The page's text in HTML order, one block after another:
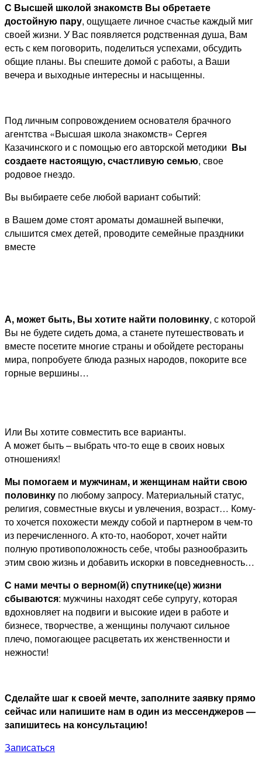
С Высшей школой знакомств Вы обретаете
достойную пару, ощущаете личное счастье каждый миг
своей жизни. У Вас появляется родственная душа, Вам
есть с кем поговорить, поделиться успехами, обсудить
общие планы. Вы спешите домой с работы, а Ваши
вечера и выходные интересны и насыщенны.
Под личным сопровождением основателя брачного
агентства «Высшая школа знакомств» Сергея
Казачинского и с помощью его авторской методики Вы
создаете настоящую, счастливую семью, свое
родовое гнездо.
Вы выбираете себе любой вариант событий:
в Вашем доме стоят ароматы домашней выпечки,
слышится смех детей, проводите семейные праздники
вместе
А, может быть, Вы хотите найти половинку, с которой
Вы не будете сидеть дома, а станете путешествовать и
вместе посетите многие страны и обойдете рестораны
мира, попробуете блюда разных народов, покорите все
горные вершины…
Или Вы хотите совместить все варианты.
А может быть – выбрать что-то еще в своих новых
отношениях!
Мы помогаем и мужчинам, и женщинам найти свою
половинку по любому запросу. Материальный статус,
религия, совместные вкусы и увлечения, возраст… Кому-
то хочется похожести между собой и партнером в чем-то
из перечисленного. А кто-то, наоборот, хочет найти
полную противоположность себе, чтобы разнообразить
этим свою жизнь и добавить искорки в повседневность…
С нами мечты о верном(й) спутнике(це) жизни
сбываются: мужчины находят себе супругу, которая
вдохновляет на подвиги и высокие идеи в работе и
бизнесе, творчестве, а женщины получают сильное
плечо, помогающее расцветать их женственности и
нежности!
Сделайте шаг к своей мечте, заполните заявку прямо
сейчас или напишите нам в один из мессенджеров —
запишитесь на консультацию!
Записаться